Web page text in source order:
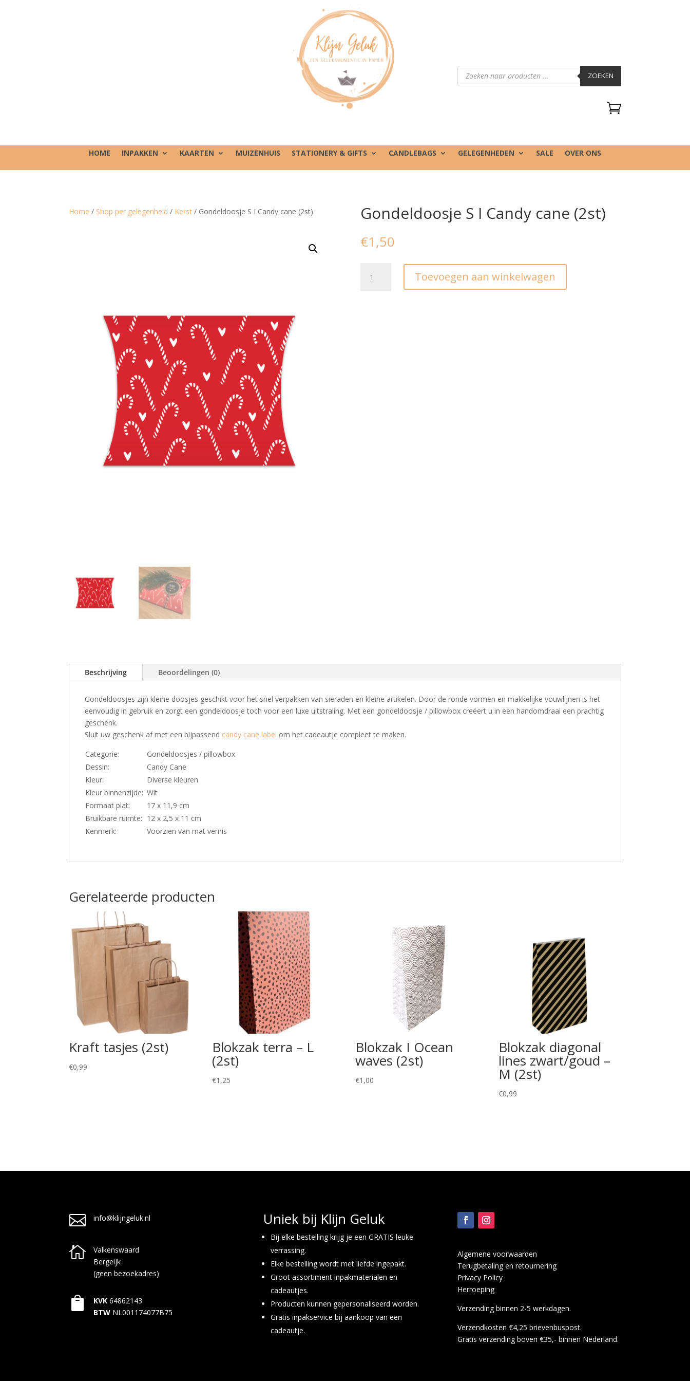
Producten
zoeken ZOEKEN

HOME INPAKKEN KAARTEN MUIZENHUIS STATIONERY & GIFTS CANDLEBAGS GELEGENHEDEN SALE OVER ONS
Home / Shop per gelegenheid / Kerst / Gondeldoosje S I Candy cane (2st) Gondeldoosje S I Candy cane (2st)
€1,50
Gondeldoosje
Toevoegen aan winkelwagen
Beschrijving Beoordelingen (0)
Gondeldoosjes zijn kleine doosjes geschikt voor het snel verpakken van sieraden en kleine artikelen. Door de ronde vormen en makkelijke vouwlijnen is het
eenvoudig in gebruik en zorgt een gondeldoosje toch voor een luxe uitstraling. Met een gondeldoosje / pillowbox creëert u in een handomdraai een prachtig
geschenk.
Sluit uw geschenk af met een bijpassend candy cane label om het cadeautje compleet te maken.
Categorie:
Gondeldoosjes / pillowbox
Dessin:
Candy Cane
Kleur:
Diverse kleuren
Kleur binnenzijde: Wit
Formaat plat:
17 x 11,9 cm
Bruikbare ruimte: 12 x 2,5 x 11 cm
Kenmerk:
Voorzien van mat vernis
Gerelateerde producten
Kraft tasjes (2st)
€0,99
Blokzak terra – L
(2st)
€1,25
Blokzak I Ocean
waves (2st)
€1,00
Blokzak diagonal
lines zwart/goud –
M (2st)
€0,99
 info@klijngeluk.nl

Valkenswaard
Bergeijk
(geen bezoekadres)
 KVK 64862143
BTW NL001174077B75
Uniek bij Klijn Geluk
Bij elke bestelling krijg je een GRATIS leuke
verrassing.
Elke bestelling wordt met liefde ingepakt.
Groot assortiment inpakmaterialen en
cadeautjes.
Producten kunnen gepersonaliseerd worden.
Gratis inpakservice bij aankoop van een
cadeautje.
Algemene voorwaarden
Terugbetaling en retournering
Privacy Policy
Herroeping
Verzending binnen 2-5 werkdagen.
Verzendkosten €4,25 brievenbuspost.
Gratis verzending boven €35,- binnen Nederland.